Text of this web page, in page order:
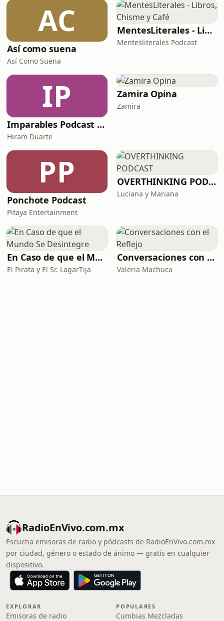
AC
Así como suena
Así Como Suena
MentesLiterales - Libros, Chisme y Café
Mentesliterales Podcast
IP
Imparables Podcast por Marco Duarte
Hiram Duarte
Zamira Opina
Zamira
PP
Ponchote Podcast
Pitaya Entertainment
OVERTHINKING PODCAST
Luciana y Mariana
En Caso de que el Mundo Se Desintegre
El Pirata y El Sr. LagarTija
Conversaciones con el Reflejo
Valeria Machuca
RadioEnVivo.com.mx
Escucha emisoras de radio y pódcasts de RadioEnVivo.com.mx
por ciudad, género o estado de ánimo — gratis en cualquier
dispositivo.
EXPLORAR
Emisoras de radio
POPULARES
Cumbias Mezcladas